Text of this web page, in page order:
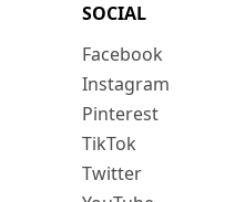
SOCIAL
Facebook
Instagram
Pinterest
TikTok
Twitter